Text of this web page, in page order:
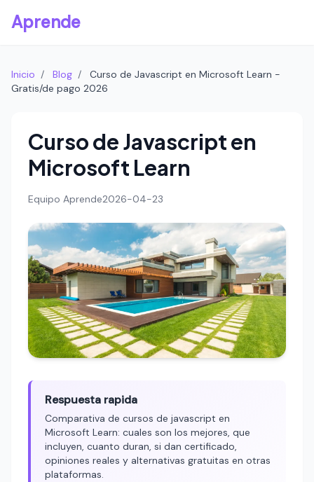
Aprende
Inicio / Blog /
Curso de Javascript en Microsoft Learn -
Gratis/de pago 2026
Curso de Javascript en
Microsoft Learn
Equipo Aprende2026-04-23
Respuesta rapida
Comparativa de cursos de javascript en
Microsoft Learn: cuales son los mejores, que
incluyen, cuanto duran, si dan certificado,
opiniones reales y alternativas gratuitas en otras
plataformas.